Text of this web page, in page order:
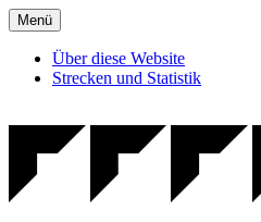
Zum
Inhalt
springen
Menü
Über diese Website
Strecken und Statistik